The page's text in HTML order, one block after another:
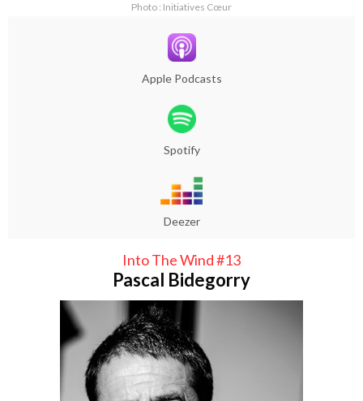
Photo : Initiatives Cœur
Apple Podcasts
Spotify
Deezer
Into The Wind #13
Pascal Bidegorry